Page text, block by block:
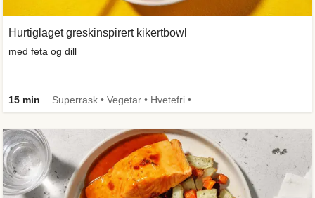
Hurtiglaget greskinspirert kikertbowl
med feta og dill
15 min